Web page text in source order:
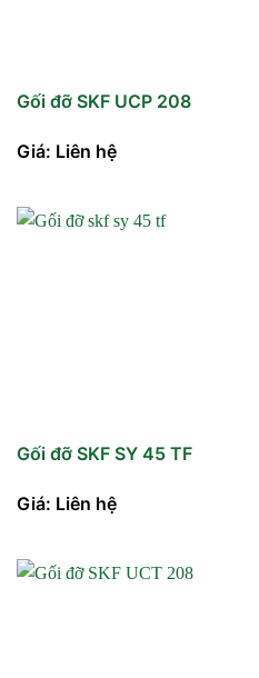
Gối đỡ SKF UCP 208
Giá: Liên hệ
Gối đỡ SKF SY 45 TF
Giá: Liên hệ